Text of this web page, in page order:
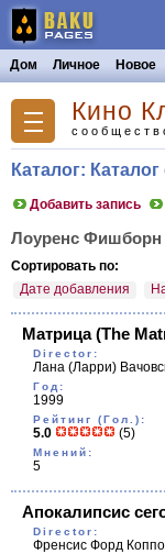
Дом Личное Новое
Кино
Каталог:
Добавить запись
Лоуренс Фишборн
Сортировать по:
Дате добавления
Матрица(The
Director:
Лана (Ларри)
Год:
1999
Рейтинг (Гол.):
5.0 (5)
Мнений:
5
Апокалипсис
Director:
Френсис Форд